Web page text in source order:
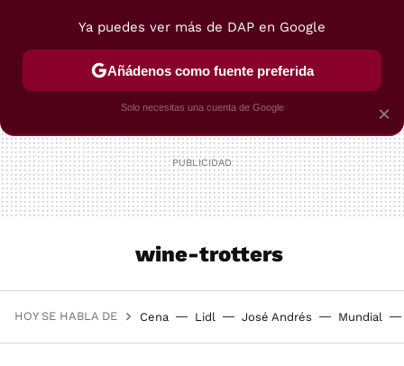
POSTRES VIAJES SELECCIÓN VEGUI
wine-trotters
HOY SE HABLA DE Cena Lidl José Andrés Mundial
×
Ya puedes ver más de DAP en Google
Añádenos como fuente preferida
Solo necesitas una cuenta de Google